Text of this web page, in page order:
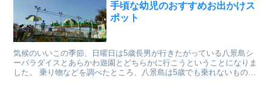
手頃な幼児のおすすめお出かけス
ポット
気候のいいこの季節、日曜日は5歳長男が行きたがっている八景島シ
ーパラダイスとあらかわ遊園とどちらかに行こうということになりま
した。 乗り物などを調べたところ、八景島は5歳でも乗れないものが